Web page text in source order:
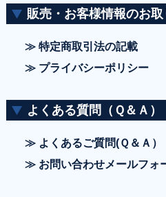
販売・お客様情報のお
≫ 特定商取引法の記載
≫ プライバシーポリシー
よくある質問（Ｑ＆Ａ）
≫ よくあるご質問(Ｑ＆Ａ）
≫ お問い合わせメールフォ